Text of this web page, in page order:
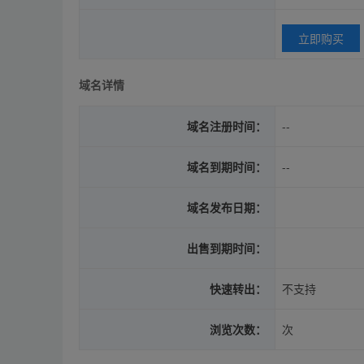
立即购买
域名详情
域名注册时间： --
域名到期时间： --
域名发布日期：
出售到期时间：
快速转出： 不支持
浏览次数： 次